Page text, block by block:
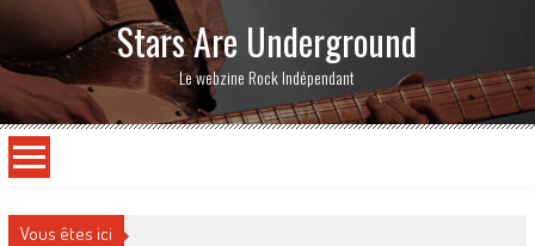
Stars Are Underground
Le webzine Rock Indépendant
Vous êtes ici